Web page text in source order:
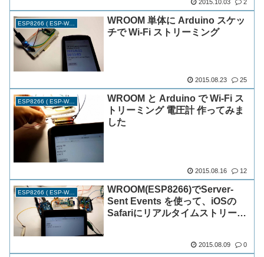
2015.10.03 2
ESP8266 ( ESP-WROOM-02 )
WROOM 単体に Arduino スケッ
チで Wi-Fi ストリーミング
2015.08.23 25
ESP8266 ( ESP-WROOM-02 )
WROOM と Arduino で Wi-Fi ス
トリーミング 電圧計 作ってみま
した
2015.08.16 12
ESP8266 ( ESP-WROOM-02 )
WROOM(ESP8266)でServer-
Sent Events を使って、iOSの
Safariにリアルタイムストリーミ
2015.08.09 0